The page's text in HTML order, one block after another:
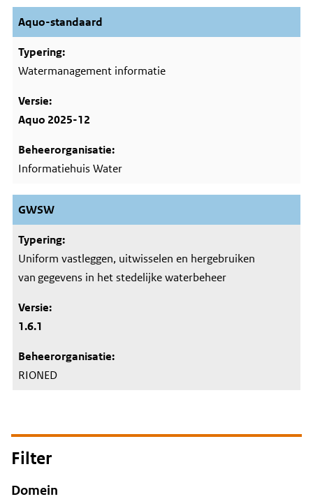
Aquo-standaard
Watermanagement informatie
Aquo 2025-12
Informatiehuis Water
GWSW
Uniform vastleggen, uitwisselen en hergebruiken
van gegevens in het stedelijke waterbeheer
1.6.1
RIONED
Filter
Domein